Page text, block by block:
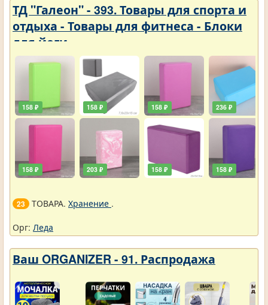
ТД "Галеон" - 393. Товары для спорта и
отдыха - Товары для фитнеса - Блоки
для йоги
158 ₽
158 ₽
158 ₽
203 ₽
158 ₽
158 ₽
236 ₽
158 ₽
23 ТОВАРА. Хранение .
Орг: Леда
Ваш ORGANIZER - 91. Распродажа